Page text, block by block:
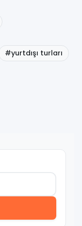
#yurtdışı turları